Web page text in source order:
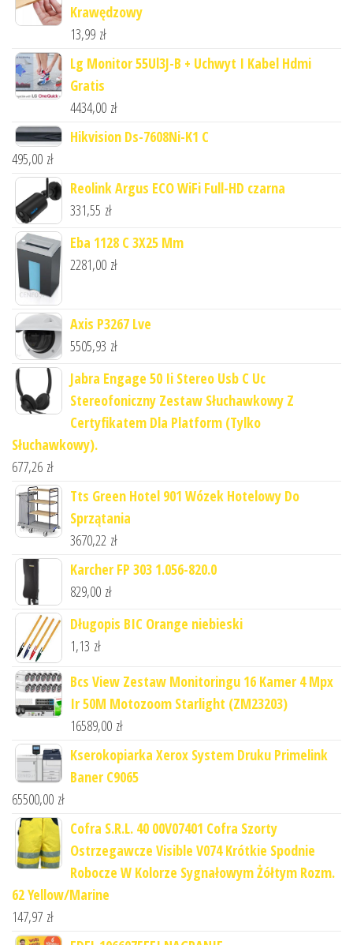
Krawędzowy
13,99 zł
Lg Monitor 55Ul3J-B + Uchwyt I Kabel Hdmi
Gratis
4434,00 zł
Hikvision Ds-7608Ni-K1 C
495,00 zł
Reolink Argus ECO WiFi Full-HD czarna
331,55 zł
Eba 1128 C 3X25 Mm
2281,00 zł
Axis P3267 Lve
5505,93 zł
Jabra Engage 50 Ii Stereo Usb C Uc
Stereofoniczny Zestaw Słuchawkowy Z
Certyfikatem Dla Platform (Tylko
Słuchawkowy).
677,26 zł
Tts Green Hotel 901 Wózek Hotelowy Do
Sprzątania
3670,22 zł
Karcher FP 303 1.056-820.0
829,00 zł
Długopis BIC Orange niebieski
1,13 zł
Bcs View Zestaw Monitoringu 16 Kamer 4 Mpx
Ir 50M Motozoom Starlight (ZM23203)
16589,00 zł
Kserokopiarka Xerox System Druku Primelink
Baner C9065
65500,00 zł
Cofra S.R.L. 40 00V07401 Cofra Szorty
Ostrzegawcze Visible V074 Krótkie Spodnie
Robocze W Kolorze Sygnałowym Żółtym Rozm.
62 Yellow/Marine
147,97 zł